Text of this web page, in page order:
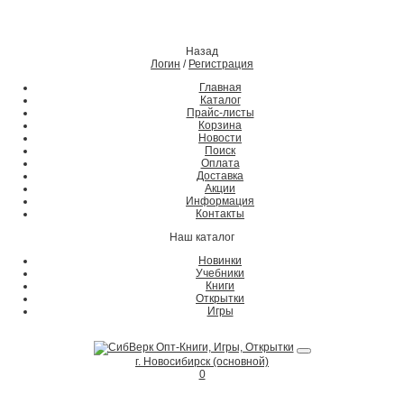
Назад
Логин / Регистрация
Главная
Каталог
Прайс-листы
Корзина
Новости
Поиск
Оплата
Доставка
Акции
Информация
Контакты
Наш каталог
Новинки
Учебники
Книги
Открытки
Игры
г. Новосибирск (основной)
0